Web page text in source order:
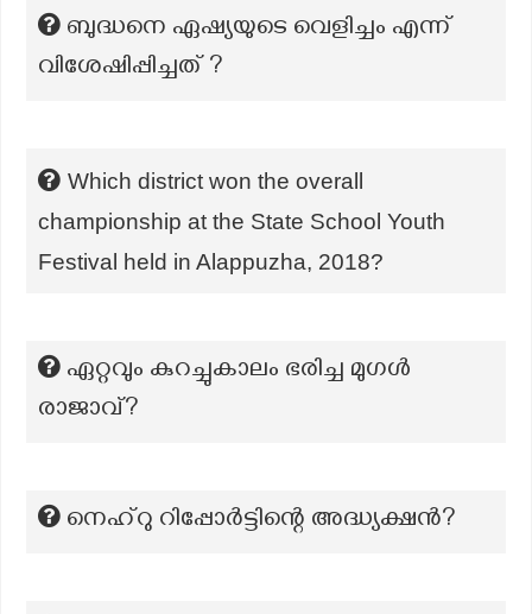
ബുദ്ധനെ ഏഷ്യയുടെ വെളിച്ചം എന്ന്
വിശേഷിപ്പിച്ചത് ?
Which district won the overall
championship at the State School Youth
Festival held in Alappuzha, 2018?
ഏറ്റവും കുറച്ചുകാലം ഭരിച്ച മുഗൾ
രാജാവ്?
നെഹ്റു റിപ്പോർട്ടിന്റെ അദ്ധ്യക്ഷൻ?